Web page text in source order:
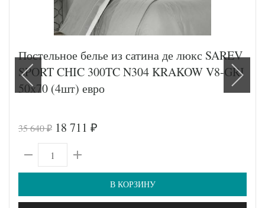
Постельное белье из сатина де люкс SAREV
SPORT CHIC 300TC N304 KRAKOW V8-GRI
50х70 (4шт) евро
35 640₽ 18 711 ₽
В КОРЗИНУ